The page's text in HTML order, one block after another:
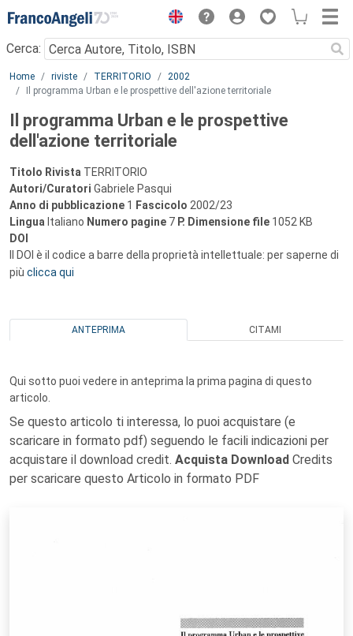
Menu
Cerca:
Main content
Home riviste TERRITORIO
2002
Il programma Urban e le prospettive dell'azione territoriale
Il programma Urban e le prospettive
dell'azione territoriale
Titolo Rivista TERRITORIO
Autori/Curatori Gabriele Pasqui
Anno di pubblicazione 1 Fascicolo 2002/23
Lingua Italiano Numero pagine 7 P. Dimensione file 1052 KB
DOI
Il DOI è il codice a barre della proprietà intellettuale: per saperne di
più clicca qui
ANTEPRIMA CITAMI
Qui sotto puoi vedere in anteprima la prima pagina di questo
articolo.
Se questo articolo ti interessa, lo puoi acquistare (e
scaricare in formato pdf) seguendo le facili indicazioni per
acquistare il download credit. Acquista Download Credits
per scaricare questo Articolo in formato PDF